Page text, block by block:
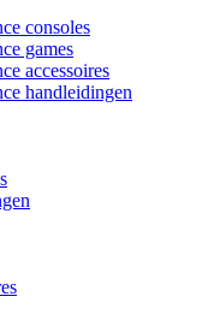
consoles
games
accessoires
handleidingen